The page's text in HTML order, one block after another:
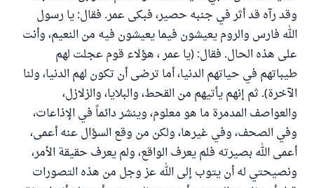
وقد رآه قد أثر في جنبه حصير، فبكى عمر. فقال: يا رسول
الله فارس والروم يعيشون فيما يعيشون فيه من النعيم، وأنت
على هذه الحال. فقال: (يا عمر ، هؤلاء قوم عجلت لهم
طيباتهم في حياتهم الدنيا، أما ترضى أن تكون لهم الدنيا، ولنا
الآخرة). ثم إنهم يأتيهم من القحط، والبلايا، والزلازل،
والعواصف المدمرة ما هو معلوم، وينشر دائماً في الإذاعات،
وفي الصحف، وفي غيرها، ولكن من وقع السؤال عنه أعمى،
أعمى الله بصيرته فلم يعرف الواقع، ولم يعرف حقيقة الأمر،
ونصيحتي له أن يتوب إلى الله عز وجل من هذه التصورات